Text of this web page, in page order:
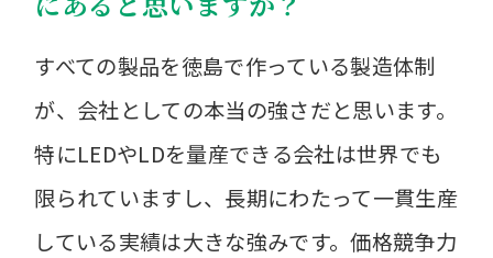
すべての製品を徳島で作っている製造体制
が、会社としての本当の強さだと思います。
特にLEDやLDを量産できる会社は世界でも
限られていますし、長期にわたって一貫生産
している実績は大きな強みです。価格競争力